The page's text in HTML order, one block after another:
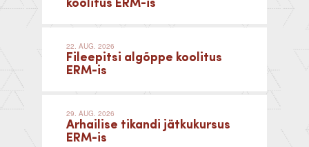
koolitus ERM-is
22. AUG. 2026
Fileepitsi algõppe koolitus
ERM-is
29. AUG. 2026
Arhailise tikandi jätkukursus
ERM-is